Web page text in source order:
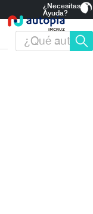
¿Necesitas
Ayuda?